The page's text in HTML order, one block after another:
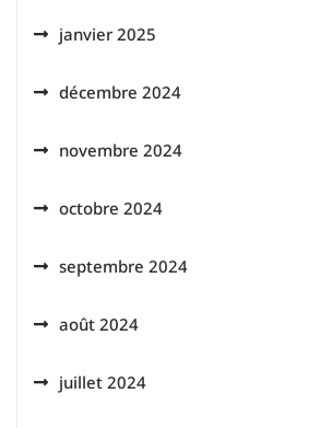
janvier 2025
décembre 2024
novembre 2024
octobre 2024
septembre 2024
août 2024
juillet 2024